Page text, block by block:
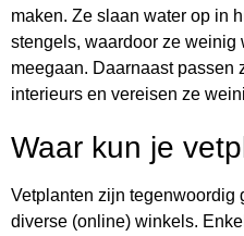
maken. Ze slaan water op in
stengels, waardoor ze weinig
meegaan. Daarnaast passen
interieurs en vereisen ze
Waar kun je
Vetplanten zijn tegenwoordig
diverse (online) winkels.